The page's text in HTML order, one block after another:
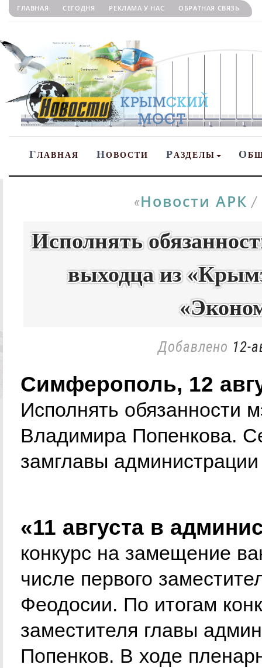
ГЛАВНАЯ СЕГОДНЯ РЕКЛАМА У НАС ОБРАТНАЯ СВЯЗЬ
ГЛАВНАЯ НОВОСТИ РАЗДЕЛЫ О
«Новости АРК /
Исполнять
выходца из
Добавлено 12-
Симферополь, 12
Исполнять обязанности
Владимира Попенкова.
замглавы администрации
«11 августа в
конкурс на замещение
числе первого
Феодосии. По итогам
заместителя главы
Попенков. В ходе